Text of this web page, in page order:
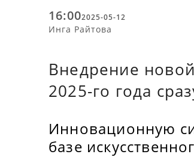
16:002025-05-12
Инга Райтова
Внедрение
2025-го года
Инновационную
базе